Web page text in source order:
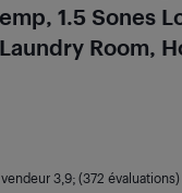
1.5 Sones
Room,
3,9; (372 évaluations)